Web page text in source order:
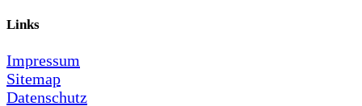
Links
Impressum
Sitemap
Datenschutz